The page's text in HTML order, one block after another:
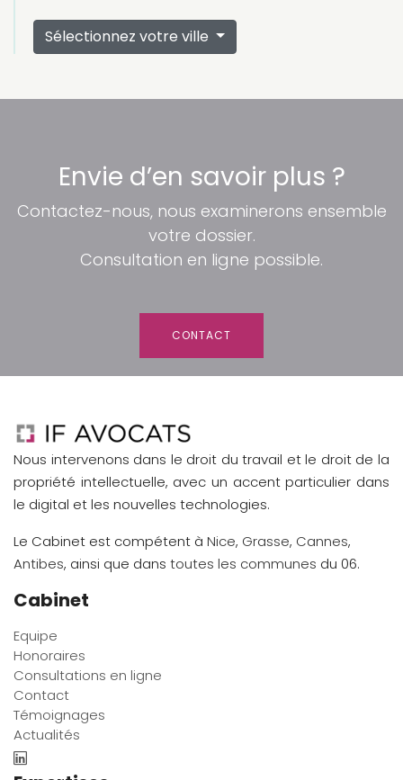
Sélectionnez votre ville
Envie d’en savoir plus ?
Contactez-nous, nous examinerons ensemble
votre dossier.
Consultation en ligne possible.
CONTACT
Nous intervenons dans le droit du travail et le droit de la
propriété intellectuelle, avec un accent particulier dans
le digital et les nouvelles technologies.
Le Cabinet est compétent à Nice, Grasse, Cannes,
Antibes, ainsi que dans toutes les communes du 06.
Cabinet
Equipe
Honoraires
Consultations en ligne
Contact
Témoignages
Actualités